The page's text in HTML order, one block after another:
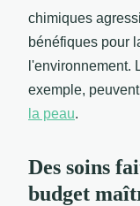
chimiques
bénéfiques pour
l'environnement.
exemple, peuvent
la peau.
Des soins
budget